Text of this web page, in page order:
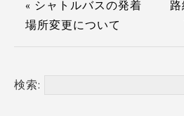
« シャトルバスの発着
場所変更について
検索: